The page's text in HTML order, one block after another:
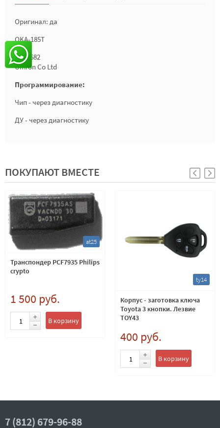
Оригинал: да
OKA-185T
CE: 0682
Omron Co Ltd
Программирование:
Чип - через диагностику
ДУ - через диагностику
ПОКУПАЮТ ВМЕСТЕ
at25
Транспондер PCF7935 Philips
crypto
1 500 руб.
В корзину
ty14
Корпус - заготовка ключа
Toyota 3 кнопки. Лезвие
TOY43
400 руб.
В корзину
7 (812) 679-96-88